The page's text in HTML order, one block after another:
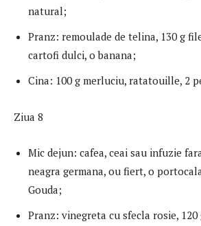
natural;
Pranz: remoulade de telina, 130 g
cartofi dulci, o banana;
Cina: 100 g merluciu, ratatouille, 2
Ziua 8
Mic dejun: cafea, ceai sau infuzie
neagra germana, ou fiert, o
Gouda;
Pranz: vinegreta cu sfecla rosie, 120